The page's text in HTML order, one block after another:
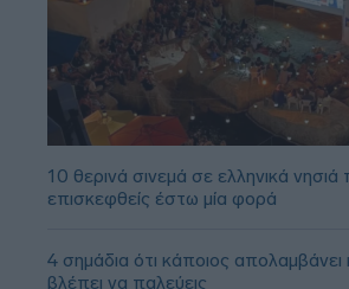
10 θερινά σινεμά σε ελληνικά νησιά
επισκεφθείς έστω μία φορά
4 σημάδια ότι κάποιος
βλέπει να παλεύεις